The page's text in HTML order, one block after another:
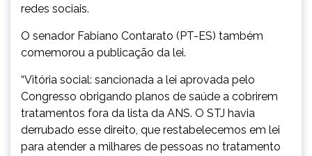
redes sociais.
O senador Fabiano Contarato (PT-ES) também
comemorou a publicação da lei.
“Vitória social: sancionada a lei aprovada pelo
Congresso obrigando planos de saúde a cobrirem
tratamentos fora da lista da ANS. O STJ havia
derrubado esse direito, que restabelecemos em lei
para atender a milhares de pessoas no tratamento